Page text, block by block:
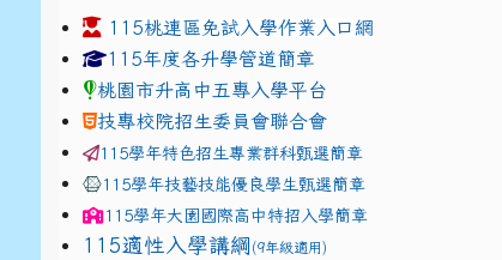
115桃連區免試入學作業入口網
link to https://www.jhjhs.tyc.edu.tw/modules/
115年度各升學管道簡章link to http://
link to http://
桃園市升高中五專入學平台
技專校院招生委員會聯合會
115學年特色招生專業群科甄選簡章
115學年技藝技能優良學生甄選簡章
115學年大園國際高中特招入學簡章
115適性入學講綱 (9年級適用)